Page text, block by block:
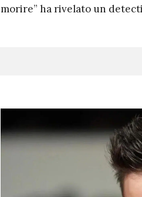
morire” ha rivelato un